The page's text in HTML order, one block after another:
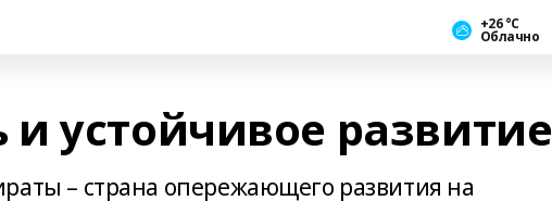
+26 °С
Облачно
и устойчивое развитие
– страна опережающего развития на